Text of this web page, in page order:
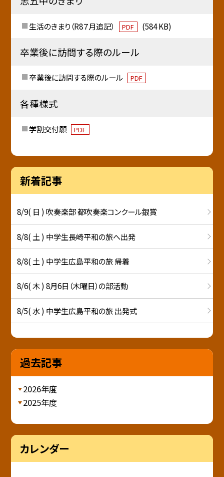
生活のきまり（R8７月追記） PDF (584 KB)
卒業後に訪問する際のルール
卒業後に訪問する際のルール PDF
各種様式
学割交付願 PDF
新着記事
8/9( 日 ) 吹奏楽部 都吹奏楽コンクール銀賞
8/8( 土 ) 中学生長崎平和の旅へ出発
8/8( 土 ) 中学生広島平和の旅 帰着
8/6( 木 ) 8月6日（木曜日）の部活動
8/5( 水 ) 中学生広島平和の旅 出発式
過去記事
2026年度
2025年度
カレンダー